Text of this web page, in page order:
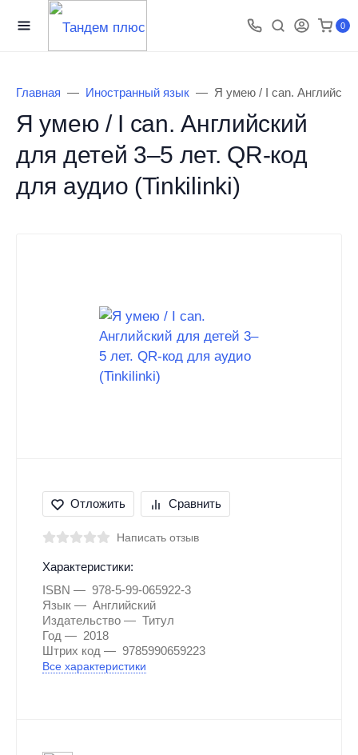
0
Главная Иностранный язык Я умею / I can.
Я умею / I can. Английский
для детей 3–5 лет. QR-код
для аудио (Tinkilinki)
Отложить Сравнить
Написать отзыв
Характеристики:
ISBN
978-5-99-065922-3
Язык
Английский
Издательство
Титул
Год
2018
Штрих код
9785990659223
Все характеристики